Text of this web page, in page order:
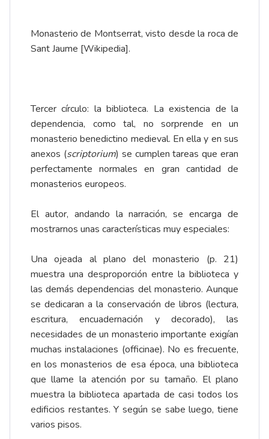
Monasterio de Montserrat, visto desde la roca de
Sant Jaume [Wikipedia].
Tercer círculo: la biblioteca. La existencia de la
dependencia, como tal, no sorprende en un
monasterio benedictino medieval. En ella y en sus
anexos (scriptorium) se cumplen tareas que eran
perfectamente normales en gran cantidad de
monasterios europeos.
El autor, andando la narración, se encarga de
mostrarnos unas características muy especiales:
Una ojeada al plano del monasterio (p. 21)
muestra una desproporción entre la biblioteca y
las demás dependencias del monasterio. Aunque
se dedicaran a la conservación de libros (lectura,
escritura, encuadernación y decorado), las
necesidades de un monasterio importante exigían
muchas instalaciones (officinae). No es frecuente,
en los monasterios de esa época, una biblioteca
que llame la atención por su tamaño. El plano
muestra la biblioteca apartada de casi todos los
edificios restantes. Y según se sabe luego, tiene
varios pisos.